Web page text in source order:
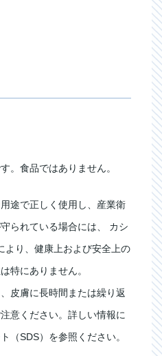
。食品ではありません。
途で正しく使用し、産業衛
られている場合には、 カシ
より、健康上および安全上の
特にありません。
皮膚に長時間または繰り返
意ください。詳しい情報に
（SDS）を参照ください。